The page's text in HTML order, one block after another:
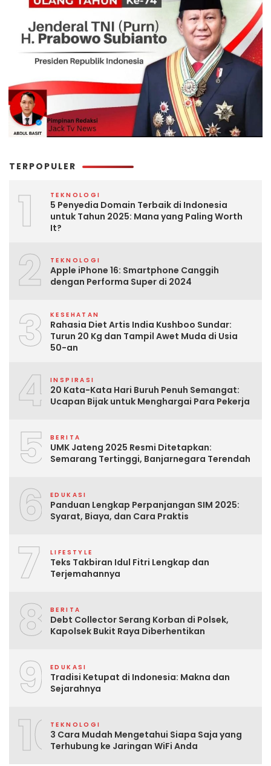
TERPOPULER
1 TEKNOLOGI
5 Penyedia Domain Terbaik di Indonesia
untuk Tahun 2025: Mana yang Paling Worth
It?
2 TEKNOLOGI
Apple iPhone 16: Smartphone Canggih
dengan Performa Super di 2024
3 KESEHATAN
Rahasia Diet Artis India Kushboo Sundar:
Turun 20 Kg dan Tampil Awet Muda di Usia
50-an
4 INSPIRASI
20 Kata-Kata Hari Buruh Penuh Semangat:
Ucapan Bijak untuk Menghargai Para Pekerja
5 BERITA
UMK Jateng 2025 Resmi Ditetapkan:
Semarang Tertinggi, Banjarnegara Terendah
6 EDUKASI
Panduan Lengkap Perpanjangan SIM 2025:
Syarat, Biaya, dan Cara Praktis
7 LIFESTYLE
Teks Takbiran Idul Fitri Lengkap dan
Terjemahannya
8 BERITA
Debt Collector Serang Korban di Polsek,
Kapolsek Bukit Raya Diberhentikan
9 EDUKASI
Tradisi Ketupat di Indonesia: Makna dan
Sejarahnya
10TEKNOLOGI
3 Cara Mudah Mengetahui Siapa Saja yang
Terhubung ke Jaringan WiFi Anda